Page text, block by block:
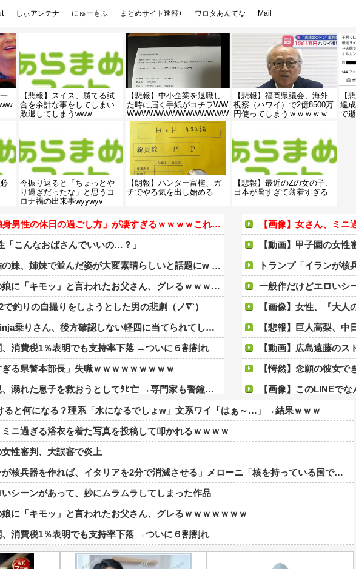
しぃアンテナ にゅーもふ まとめサイト速報+ ワロタあんてな Mail
【悲報】スイス、勝てる試
合を余計な事をしてしまい
敗退してしまうwww
【悲報】中小企業を退職し
た時に届く手紙がコチラWW
WWWWWWWWWWWWWW
WWWWWWWWWWWWWW
WWWWWWWWWWWWWW
W
【悲報】福岡県議会、海外
視察（ハワイ）で2億8500万
円使ってしまうｗｗｗｗｗ
【
達
で
今振り返ると「ちょっとや
り過ぎだったな」と思うコ
ロナ禍の出来事wyywyv
【朗報】ハンター富樫、ガ
チでやる気を出し始める
【悲報】最近のZの女の子、
日本が暑すぎて薄着すぎる
性の休日の過ごし方」が凄すぎるｗｗｗｗこれは…ヤバすぎる…
「こんなおばさんでいいの…？」
、姉妹で並んだ姿が大変素晴らしいと話題にw w w w w w w
に「キモッ」と言われたお父さん、グレるｗｗｗｗｗｗｗ
で釣りの自撮りをしようとした男の悲劇（ノ∇`）
乗りさん、後方確認しない軽四に当てられてしまう。
、消費税1％表明でも支持率下落 →ついに６割割れ
ぎる県警本部長」失職ｗｗｗｗｗｗｗｗｗ
た息子を救おうとしてﾀﾋ亡 →専門家も警鐘「救助は二次被害が多い」
ム肉食べないんだろうな
ません。必要最低限な物しか売りません。お客さんゼロの日もザラです」 ← これｗｗｗｗｗｗｗｗｗｗ
演の「踊る」スピンオフ作品、結局撮影中止が決定wwwwwwwwwwww
ス、ついにチーム解体。再建モードに入り来年以降の復活を目指す
中日ドラゴンズとの試合後に6時間待ち美女とホテルへ
のストレート、やばすぎるｗｗｗｗｗｗｗｗ
たんだけど・・・・・・とんでもない素性が見えてきた・・・・・・
胸元開けてすっかり大人の女になってしまう
【画像】女さん、ミニ
【動画】甲子園の女性
トランプ「イランが核兵器を作れば、イタリ
一般作だけどエロいシ
【画像】女性、『大人
【悲報】巨人高梨、中
【動画】広島遠藤の
【愕然】念願の彼女できたん
【画像】このLINEでなんで女が怒って
【動画】高校生さん、文化祭でコー
【画像】本田望結の妹、
ライチュウ「ピチューとピカ
【悲報】思春期の娘に「
【悲報】大阪で白昼堂々誘拐事
SNSで知り合ったJK10人と
【画像】坂口杏里、逃
【悲報】楽天モバイル
ると何になる？理系「水になるでしょw」文系ワイ「はぁ～…」→結果ｗｗｗ
ミニ過ぎる浴衣を着た写真を投稿して叩かれるｗｗｗｗ
女性審判、大誤審で炎上
器を作れば、イタリアを2分で消滅させる」メローニ「核を持っている国で実際に使ったアホはアメリカだけｗ」
シーンがあって、妙にムラムラしてしまった作品
娘に「キモッ」と言われたお父さん、グレるｗｗｗｗｗｗｗ
、消費税1％表明でも支持率下落 →ついに６割割れ